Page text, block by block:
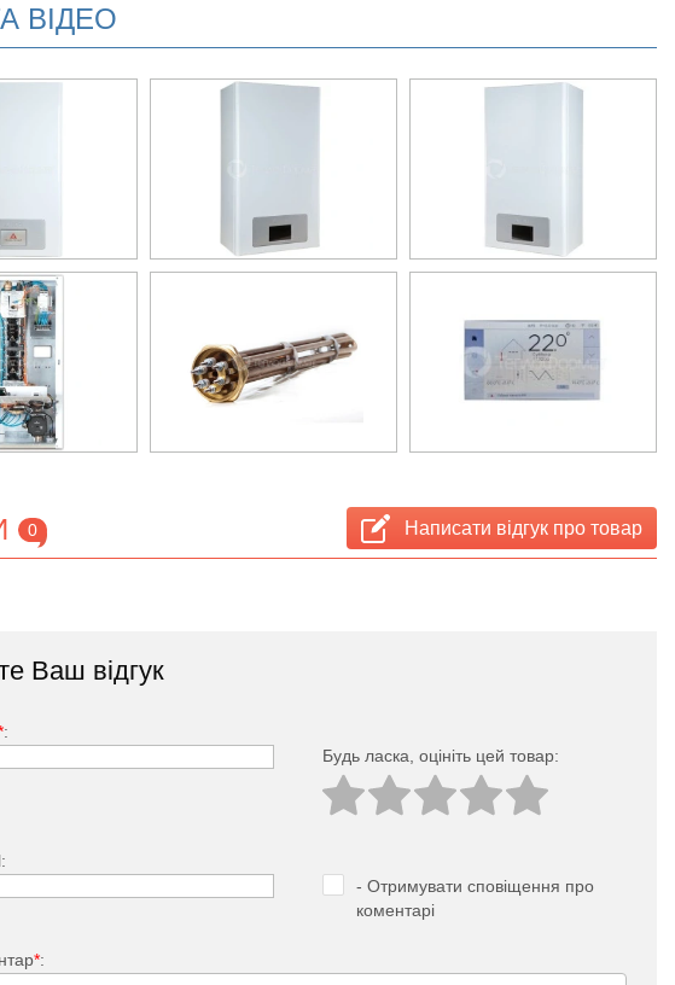
ВІДЕО
0 Написати відгук про товар
Ваш відгук
:
Будь ласка, оцініть цей товар:
- Отримувати сповіщення про
коментарі
*: